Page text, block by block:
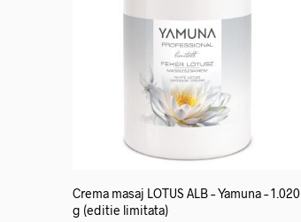
Crema masaj LOTUS ALB – Yamuna – 1.020
g (editie limitata)